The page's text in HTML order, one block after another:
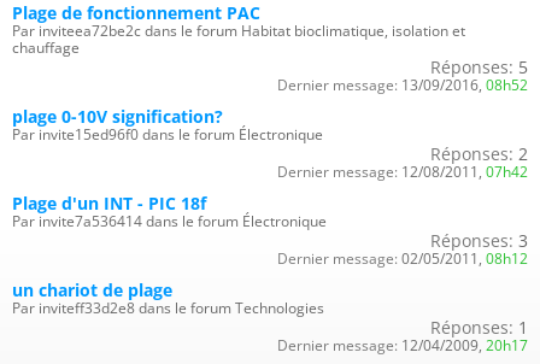
Plage de fonctionnement PAC
Par inviteea72be2c dans le forum Habitat bioclimatique, isolation et
chauffage
Réponses: 5
Dernier message: 13/09/2016, 08h52
plage 0-10V signification?
Par invite15ed96f0 dans le forum Électronique
Réponses: 2
Dernier message: 12/08/2011, 07h42
Plage d'un INT - PIC 18f
Par invite7a536414 dans le forum Électronique
Réponses: 3
Dernier message: 02/05/2011, 08h12
un chariot de plage
Par inviteff33d2e8 dans le forum Technologies
Réponses: 1
Dernier message: 12/04/2009, 20h17